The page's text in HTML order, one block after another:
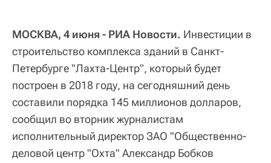
МОСКВА, 4 июня - РИА Новости. Инвестиции в
строительство комплекса зданий в Санкт-
Петербурге "Лахта-Центр", который будет
построен в 2018 году, на сегодняшний день
составили порядка 145 миллионов долларов,
сообщил во вторник журналистам
исполнительный директор ЗАО "Общественно-
деловой центр "Охта" Александр Бобков